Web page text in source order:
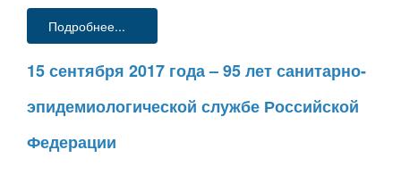
Подробнее...
15 сентября 2017 года – 95 лет санитарно-
эпидемиологической службе Российской
Федерации